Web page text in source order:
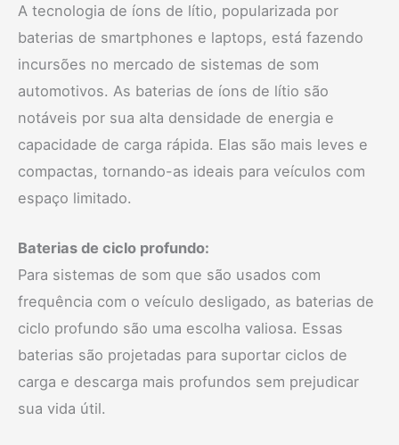
A tecnologia de íons de lítio, popularizada por
baterias de smartphones e laptops, está fazendo
incursões no mercado de sistemas de som
automotivos. As baterias de íons de lítio são
notáveis por sua alta densidade de energia e
capacidade de carga rápida. Elas são mais leves e
compactas, tornando-as ideais para veículos com
espaço limitado.
Baterias de ciclo profundo:
Para sistemas de som que são usados com
frequência com o veículo desligado, as baterias de
ciclo profundo são uma escolha valiosa. Essas
baterias são projetadas para suportar ciclos de
carga e descarga mais profundos sem prejudicar
sua vida útil.